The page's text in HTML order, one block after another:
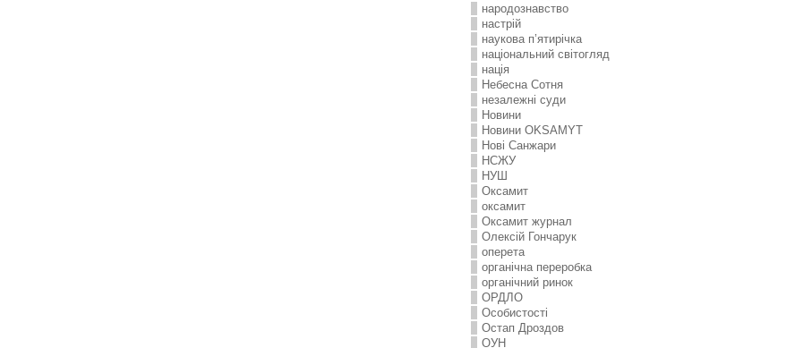
народознавство
настрій
наукова п’ятирічка
національний світогляд
нація
Небесна Сотня
незалежні суди
Новини
Новини OKSAMYT
Нові Санжари
НСЖУ
НУШ
Оксамит
оксамит
Оксамит журнал
Олексій Гончарук
оперета
органічна переробка
органічний ринок
ОРДЛО
Особистості
Остап Дроздов
ОУН